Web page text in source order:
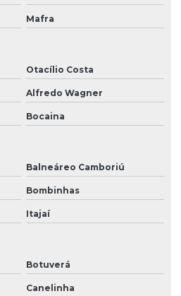
e conservação
Mafra
Otacílio Costa
Alfredo Wagner
Bocaina
Balneáreo Camboriú
Bombinhas
Itajaí
Botuverá
Canelinha